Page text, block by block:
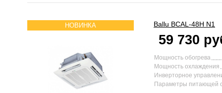
НОВИНКА Ballu BCAL-48H N1
59 730
Мощность обогрева
Мощность охлаждения
Инверторное
Параметры питающей